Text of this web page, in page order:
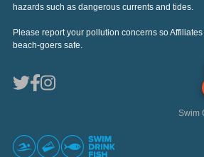
hazards such as dangerous currents and tides.
Please report your pollution concerns so
beach-goers safe.
Swim